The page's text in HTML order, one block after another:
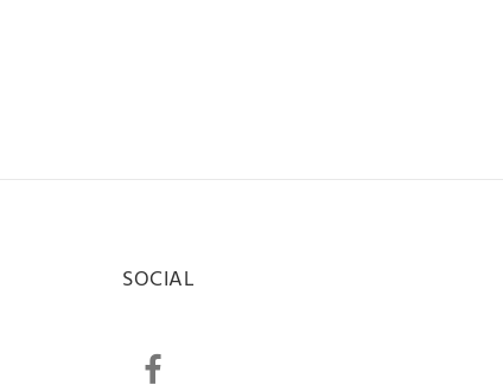
SOCIAL